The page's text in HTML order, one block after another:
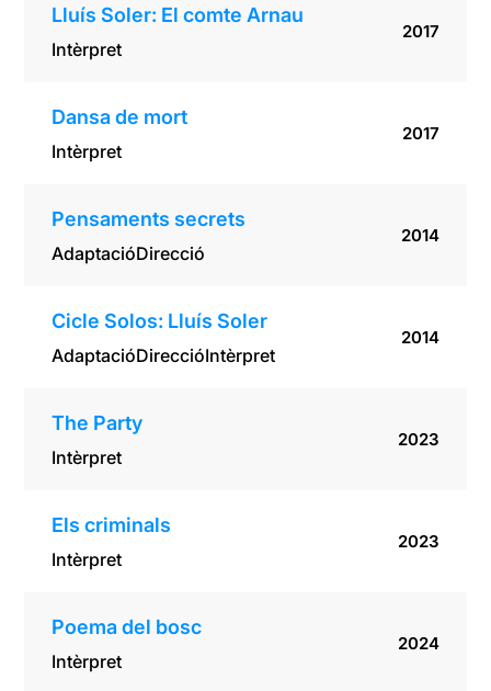
Lluís Soler: El comte Arnau
Intèrpret
2017
Dansa de mort
Intèrpret
2017
Pensaments secrets
AdaptacióDirecció
2014
Cicle Solos: Lluís Soler
AdaptacióDireccióIntèrpret
2014
The Party
Intèrpret
2023
Els criminals
Intèrpret
2023
Poema del bosc
Intèrpret
2024